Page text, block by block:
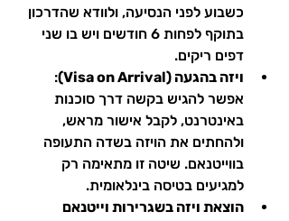
כשבוע לפני הנסיעה, ולוודא שהדרכון
בתוקף לפחות 6 חודשים ויש בו שני
דפים ריקים.
ויזה בהגעה (Visa on Arrival)
:
אפשר להגיש בקשה דרך סוכנות
באינטרנט, לקבל אישור מראש,
ולהחתים את הויזה בשדה התעופה
בווייטנאם. שיטה זו מתאימה רק
למגיעים בטיסה בינלאומית.
הוצאת ויזה בשגרירות וייטנאם